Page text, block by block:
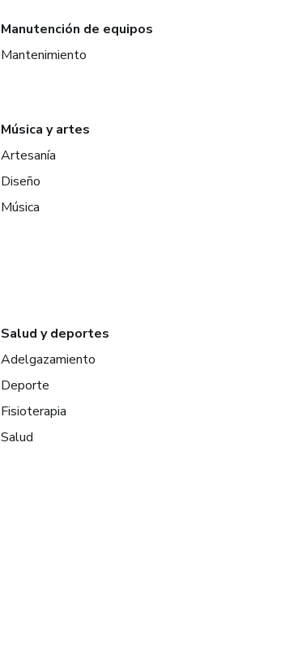
Manutención de equipos
Mantenimiento
Música y artes
Artesanía
Diseño
Música
Salud y deportes
Adelgazamiento
Deporte
Fisioterapia
Salud